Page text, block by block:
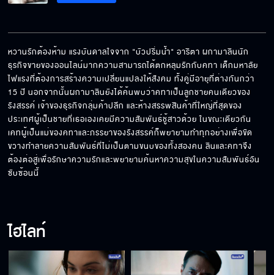
เราสองคนจะไม่มีคำว่าตลอดไป
พ่ออย่ามาสอนผมเลยเรื่องควรไม่ควร
ผมบอกพ่อไปแล้วว่าผมกําลังจีบพี่อยู่
หวานรักต้องห้าม แรงบันดาลใจจาก "บัวปริ่มน้ำ" อาริตา ผกามาลินนัก
ธุรกิจขายของออนไลน์มากความสามารถได้ตกหลุมรักกับคทา เด็กมหาลัย
ไฟแรงที่ต้องการสร้างความเปลี่ยนแปลงให้สังคม ทั้งคู่มีอายุที่ต่างกันกว่า
15 ปี นอกจากนั้นผกามาลินยังได้ค้นพบว่าคทาเป็นลูกชายคนเดียวของ
รังสรรค์ เจ้าของธุรกิจกลุ่มค้าปลีก และห้างสรรพสินค้าที่ใหญ่ที่สุดของ
ประเทศผู้เป็นชายที่เธอเองเคยมีความสัมพันธ์ชู้สาวด้วย ในขณะเดียวกัน
เคทผู้เป็นแม่ของคทาและภรรยาของรังสรรค์ก็พยายามทำทุกอย่างเพื่อขัด
ขวางทำลายความสัมพันธ์ที่ไม่เป็นตามขนบของทั้งสองคน ลินและคทาจึง
ต้องต่อสู่เพื่อรักษาความรักและพยายามค้นหาความสุขในความสัมพันธ์อัน
ซับซ้อนนี้
ไฮไลท์